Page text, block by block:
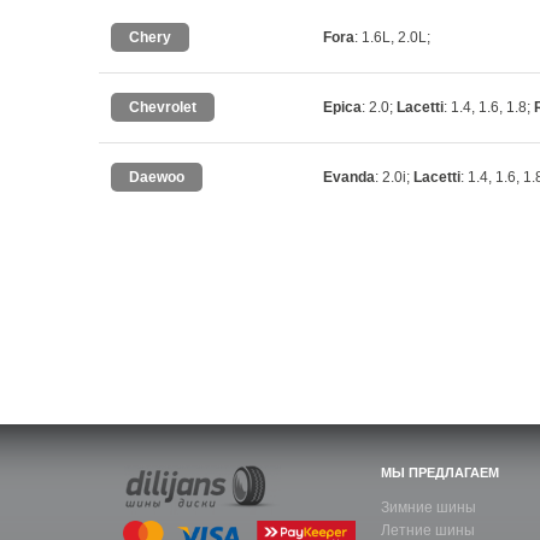
Chery Fora: 1.6L, 2.0L;
Chevrolet Epica: 2.0; Lacetti: 1.4, 1.6, 1.8;
Daewoo Evanda: 2.0i; Lacetti: 1.4, 1.6,
МЫ ПРЕДЛАГАЕМ
Зимние шины
Летние шины